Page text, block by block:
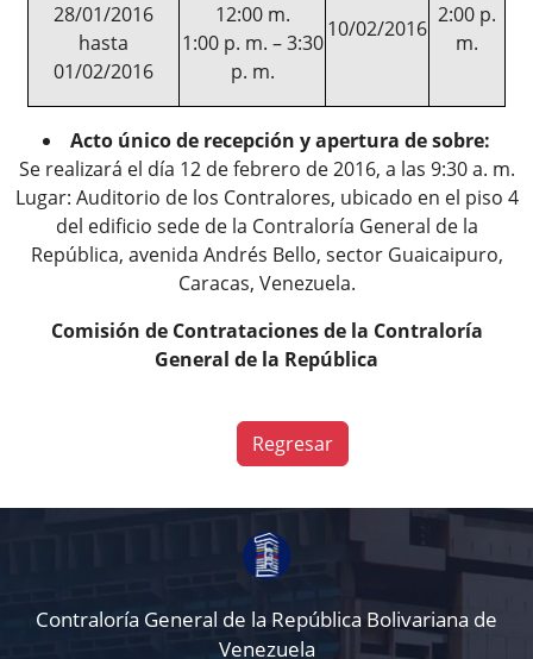
28/01/2016
hasta
01/02/2016
12:00 m.
1:00 p. m. – 3:30
p. m.
10/02/2016
2:00 p.
m.
Acto único de recepción y apertura de sobre:
Se realizará el día 12 de febrero de 2016, a las 9:30 a. m.
Lugar: Auditorio de los Contralores, ubicado en el piso 4
del edificio sede de la Contraloría General de la
República, avenida Andrés Bello, sector Guaicaipuro,
Caracas, Venezuela.
Comisión de Contrataciones de la Contraloría
General de la República
Regresar
Contraloría General de la República Bolivariana de
Venezuela